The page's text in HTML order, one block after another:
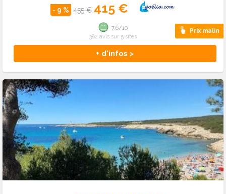
- 9 % 455 € 415 €
Prix malin
+ d'infos >
7.6/10
382 avis sur 5 sites